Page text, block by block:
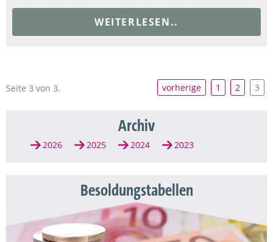
Archiv
2026 2025 2024 2023
Besoldungstabellen
WEITERLESEN..
Seite 3 von 3. vorherige 1 2 3